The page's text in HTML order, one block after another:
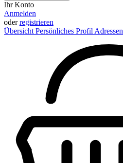
Ihr Konto
Anmelden
oderregistrieren
Übersicht Persönliches Profil Adressen